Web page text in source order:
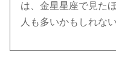
は、金星星座で見た
人も多いかもしれな